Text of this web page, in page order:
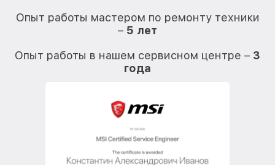
Опыт работы мастером по ремонту техники
– 5 лет
Опыт работы в нашем сервисном центре – 3
года